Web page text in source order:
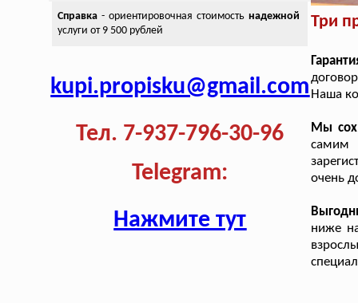
Справка- ориентировочная стоимостьнадежной
услуги от 9 500 рублей
kupi.propisku@gmail.com
Тел. 7-937-796-30-96
Telegram:
Нажмите тут
Три
Наша
Мы
самим
очень
ниже